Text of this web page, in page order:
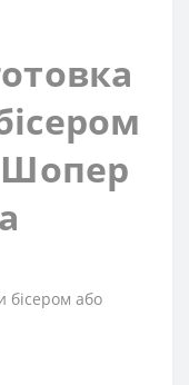
бісером або